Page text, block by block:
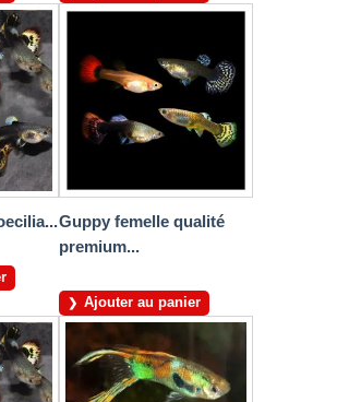
Guppy femelle qualité
premium...
Ajouter au panier